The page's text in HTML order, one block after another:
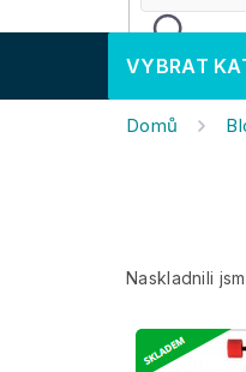
VYBRAT
Domů
Naskladnili